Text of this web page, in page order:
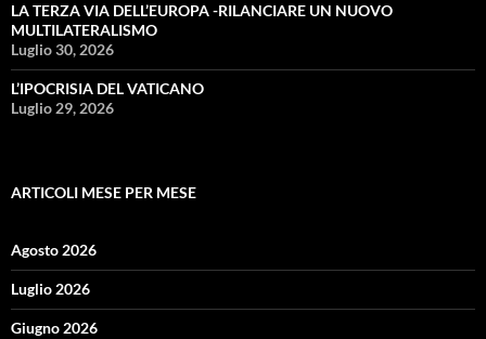
LA TERZA VIA DELL’EUROPA -RILANCIARE UN NUOVO
MULTILATERALISMO
Luglio 30, 2026
L’IPOCRISIA DEL VATICANO
Luglio 29, 2026
ARTICOLI MESE PER MESE
Agosto 2026
Luglio 2026
Giugno 2026